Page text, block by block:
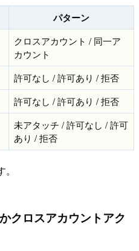
パターン
クロスアカウント / 同一ア
カウント
許可なし / 許可あり / 拒否
許可なし / 許可あり / 拒否
未アタッチ / 許可なし / 許可
あり / 拒否
クロスアカウントアク